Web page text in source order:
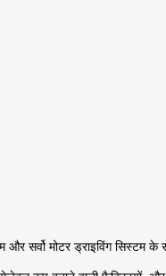
सर्वो मोटर ड्राइविंग सिस्टम